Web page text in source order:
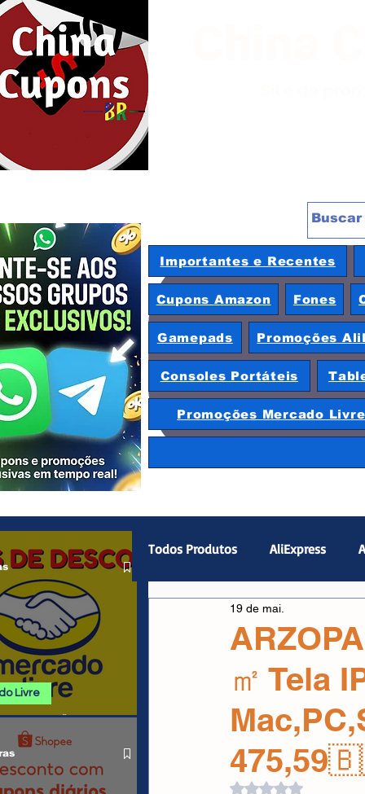
China
Importantes e Recentes
Cupons Amazon Fones
Gamepads Promoções
Consoles Portáteis
Promoções Mercado Livre
PROMOÇÕES
LIVRE
Livre
Todos Produtos AliExpress
Magazine Luiza
Smartphones
Carregadores
㎡ Tela
19 de mai.
Avaliado com NaN